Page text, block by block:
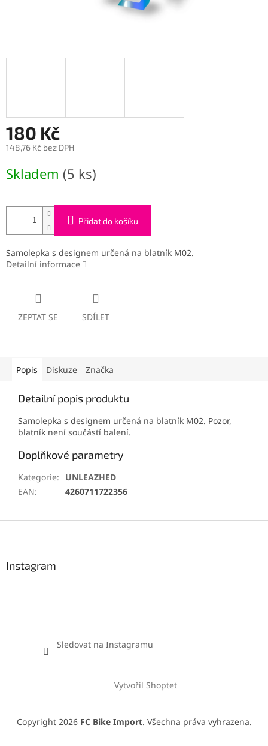
180 Kč
148,76 Kč bez DPH
cena:
Skladem (5 ks)
Přidat do košíku
Samolepka s designem určená na blatník M02.
Detailní informace
ZEPTAT SE SDÍLET
Popis Diskuze Značka
Detailní popis produktu
Samolepka s designem určená na blatník M02. Pozor,
blatník není součástí balení.
Doplňkové parametry
Kategorie:
UNLEAZHED
EAN: 4260711722356
Instagram
Sledovat na Instagramu
Vytvořil Shoptet
Copyright 2026 FC Bike Import. Všechna práva vyhrazena.